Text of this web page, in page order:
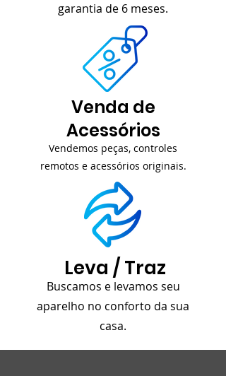
garantia de 6 meses.
Venda de
Acessórios
Vendemos peças, controles
remotos e acessórios originais.
Leva / Traz
Buscamos e levamos seu
aparelho no conforto da sua
casa.